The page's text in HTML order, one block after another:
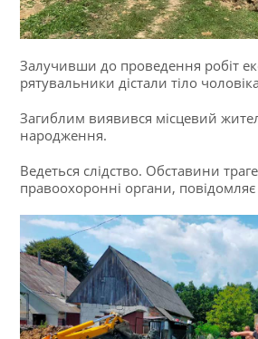
Залучивши до проведення робіт
рятувальники дістали тіло
Загиблим виявився місцевий
народження.
Ведеться слідство. Обставини
правоохоронні органи,